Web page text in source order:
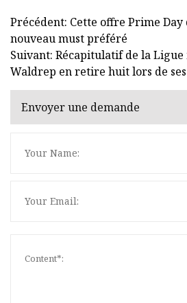
Précédent: Cette offre Prime Day
nouveau must préféré
Suivant: Récapitulatif de la Ligue
Waldrep en retire huit lors de
Envoyer une demande